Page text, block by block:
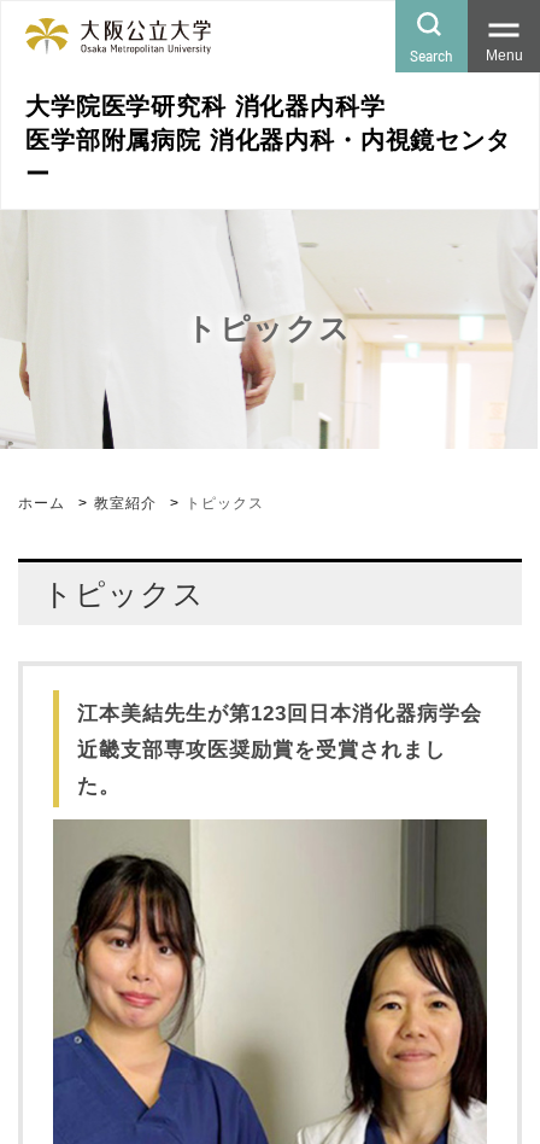
大学院医学研究科 消化器内科学
医学部附属病院 消化器内科・内視鏡センタ
ー
Search Menu
トピックス
ホーム 教室紹介 トピックス
トピックス
江本美結先生が第123回日本消化器病学会
近畿支部専攻医奨励賞を受賞されまし
た。